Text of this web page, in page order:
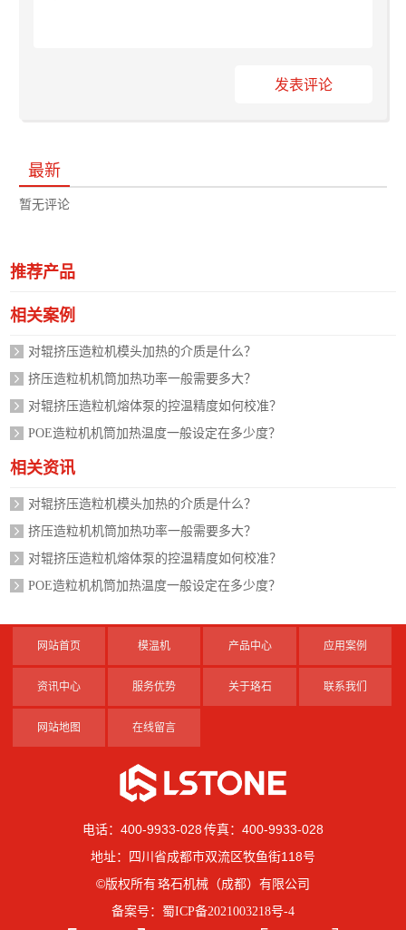
发表评论
最新
暂无评论
推荐产品
相关案例
对辊挤压造粒机模头加热的介质是什么？
挤压造粒机机筒加热功率一般需要多大？
对辊挤压造粒机熔体泵的控温精度如何校准？
POE造粒机机筒加热温度一般设定在多少度？
相关资讯
对辊挤压造粒机模头加热的介质是什么？
挤压造粒机机筒加热功率一般需要多大？
对辊挤压造粒机熔体泵的控温精度如何校准？
POE造粒机机筒加热温度一般设定在多少度？
网站首页 模温机 产品中心 应用案例
资讯中心 服务优势 关于珞石 联系我们
网站地图 在线留言
电话：400-9933-028 传真：400-9933-028
地址：四川省成都市双流区牧鱼街118号
©版权所有 珞石机械（成都）有限公司
备案号： 蜀ICP备2021003218号-4